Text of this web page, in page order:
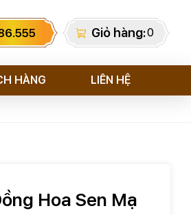
Giỏ hàng:0
HÀNG LIÊN HỆ
Hoa Sen Mạ